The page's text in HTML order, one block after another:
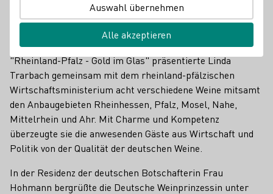
Weine und die rheinland-pfälzischen Anbaugebiete Rheinhessen, Pfalz,
Mosel, Nahe, Mittelrhein und Ahr.
Mit im Gepäck: Weine aus Deutschland. Neben der Marke
"Rheinland-Pfalz - Gold im Glas" präsentierte Linda
Trarbach gemeinsam mit dem rheinland-pfälzischen
Wirtschaftsministerium acht verschiedene Weine mitsamt
den Anbaugebieten Rheinhessen, Pfalz, Mosel, Nahe,
Mittelrhein und Ahr. Mit Charme und Kompetenz
überzeugte sie die anwesenden Gäste aus Wirtschaft und
Politik von der Qualität der deutschen Weine.
In der Residenz der deutschen Botschafterin Frau
Hohmann bergrüßte die Deutsche Weinprinzessin unter
Auswahl übernehmen
Alle akzeptieren